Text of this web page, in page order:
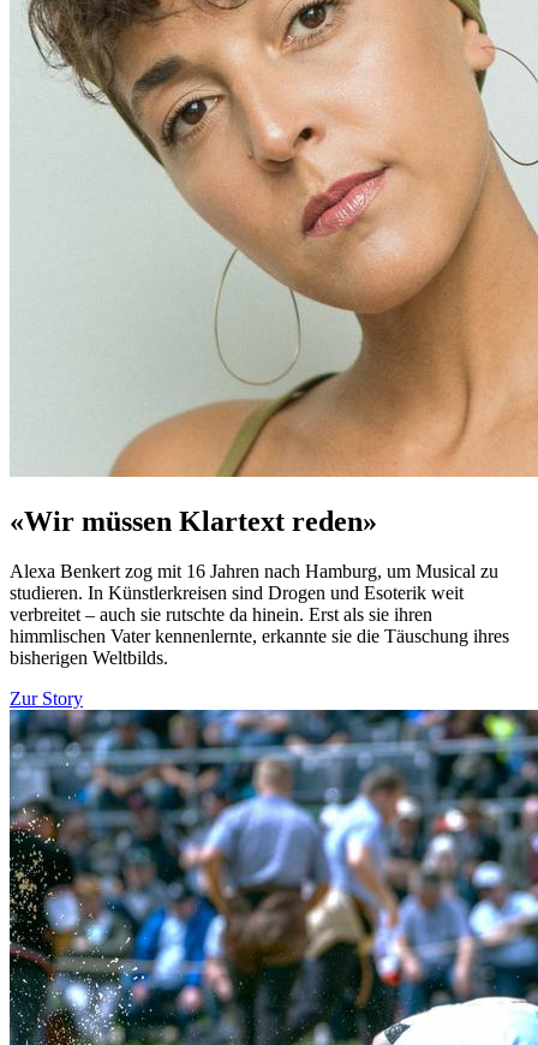
«Wir müssen Klartext reden»
Alexa Benkert zog mit 16 Jahren nach Hamburg, um Musical zu
studieren. In Künstlerkreisen sind Drogen und Esoterik weit
verbreitet – auch sie rutschte da hinein. Erst als sie ihren
himmlischen Vater kennenlernte, erkannte sie die Täuschung ihres
bisherigen Weltbilds.
Zur Story